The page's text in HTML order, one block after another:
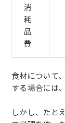
消
耗
品
費
食材について
する場合には
しかし、たと